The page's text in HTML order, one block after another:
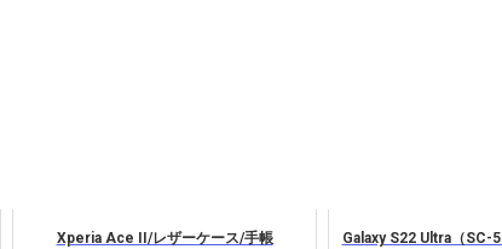
Xperia Ace II/レザーケース/手帳
Galaxy S22 Ultra（SC-